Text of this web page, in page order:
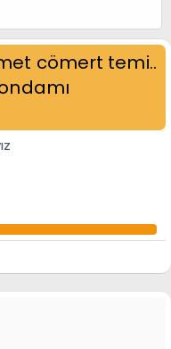
cömert temi..